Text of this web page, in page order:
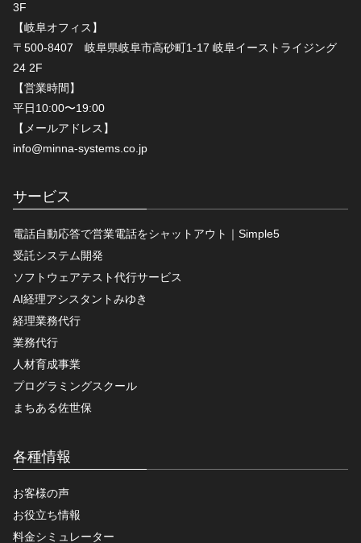
3F
【岐阜オフィス】
〒500-8407 岐阜県岐阜市高砂町1-17 岐阜イーストライジング
24 2F
【営業時間】
平日10:00〜19:00
【メールアドレス】
info@minna-systems.co.jp
サービス
電話自動応答で営業電話をシャットアウト｜Simple5
受託システム開発
ソフトウェアテスト代行サービス
AI経理アシスタントみゆき
経理業務代行
業務代行
人材育成事業
プログラミングスクール
まちある佐世保
各種情報
お客様の声
お役立ち情報
料金シミュレーター